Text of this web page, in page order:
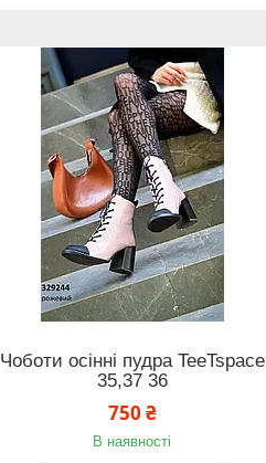
Чоботи осінні пудра TeeTspace
35,37 36
750 ₴
В наявності